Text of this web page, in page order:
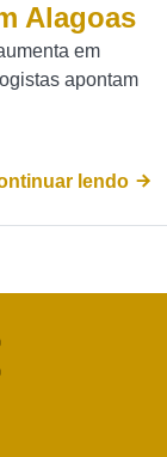
Alagoas
em
apontam
lendo